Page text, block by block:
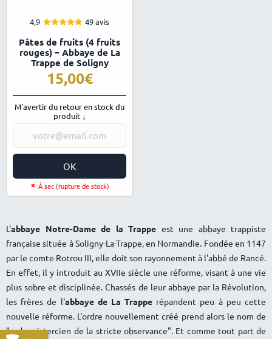
4,9
sur 5
49 avis
Pâtes de fruits (4 fruits
rouges) – Abbaye de La
Trappe de Soligny
15,00
M'avertir du retour en stock du
produit ↓
OK
À sec (rupture de stock)
L'abbaye Notre-Dame de la Trappe est une abbaye trappiste
française située à Soligny-La-Trappe, en Normandie. Fondée en 1147
par le comte Rotrou III, elle doit son rayonnement à l'abbé de Rancé.
En effet, il y introduit au XVIIe siècle une réforme, visant à une vie
plus sobre et disciplinée. Chassés de leur abbaye par la Révolution,
les frères de l'abbaye de La Trappe répandent peu à peu cette
nouvelle réforme. L'ordre nouvellement créé prend alors le nom de
"ordre cistercien de la stricte observance". Et comme tout part de